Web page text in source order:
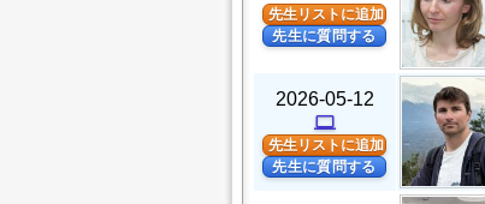
先生リストに追加
先生に質問する
2026-05-12
computer
先生リストに追加
先生に質問する